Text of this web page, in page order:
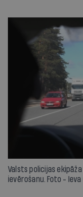
Valsts policijas
ievērošanu. Foto - Ieva